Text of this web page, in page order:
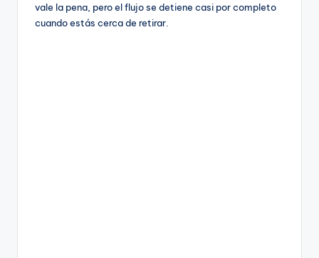
vale la pena, pero el flujo se detiene casi por completo
cuando estás cerca de retirar.